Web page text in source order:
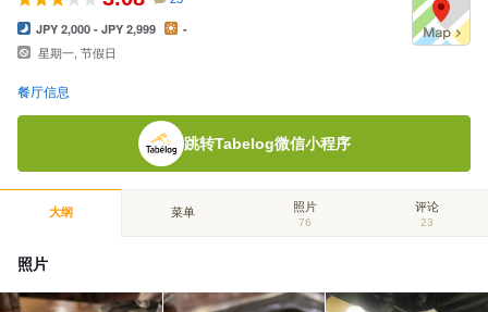
JPY 2,000 - JPY 2,999 -
星期一, 节假日
餐厅信息
跳转Tabelog微信小程序
大纲 菜单 照片
76
评论
23
照片